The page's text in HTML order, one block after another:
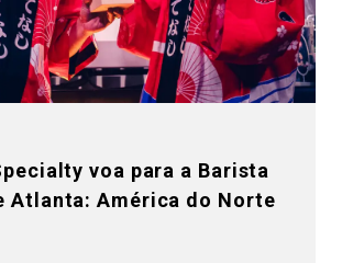
voa para a Barista
Atlanta: América do Norte